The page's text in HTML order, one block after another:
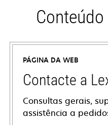
PÁGINA DA WEB
Contacte a
Consultas gerais,
assistência a